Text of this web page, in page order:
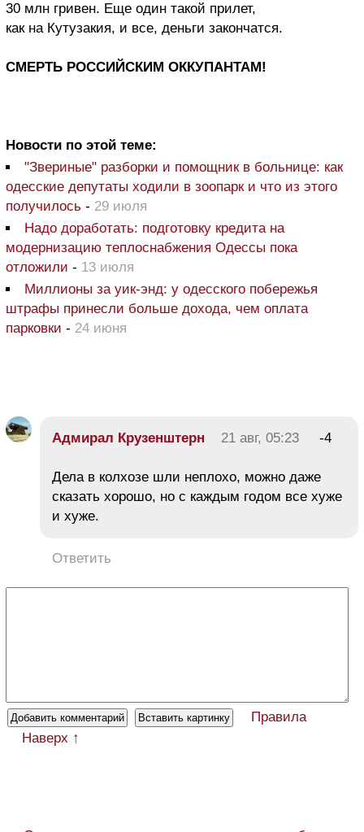
30 млн гривен. Еще один такой прилет,
как на Кутузакия, и все, деньги закончатся.
СМЕРТЬ РОССИЙСКИМ ОККУПАНТАМ!
Новости по этой теме:
"Звериные" разборки и помощник в больнице: как
одесские депутаты ходили в зоопарк и что из этого
получилось - 29 июля
Надо доработать: подготовку кредита на
модернизацию теплоснабжения Одессы пока
отложили - 13 июля
Миллионы за уик-энд: у одесского побережья
штрафы принесли больше дохода, чем оплата
парковки - 24 июня
Адмирал Крузенштерн 21 авг, 05:23 -4
Дела в колхозе шли неплохо, можно даже
сказать хорошо, но с каждым годом все хуже
и хуже.
Ответить
Правила
Наверх ↑